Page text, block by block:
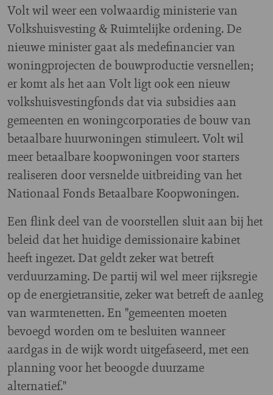
Volt wil weer een volwaardig ministerie van
Volkshuisvesting & Ruimtelijke ordening. De
nieuwe minister gaat als medefinancier van
woningprojecten de bouwproductie versnellen;
er komt als het aan Volt ligt ook een nieuw
volkshuisvestingfonds dat via subsidies aan
gemeenten en woningcorporaties de bouw van
betaalbare huurwoningen stimuleert. Volt wil
meer betaalbare koopwoningen voor starters
realiseren door versnelde uitbreiding van het
Nationaal Fonds Betaalbare Koopwoningen.
Een flink deel van de voorstellen sluit aan bij het
beleid dat het huidige demissionaire kabinet
heeft ingezet. Dat geldt zeker wat betreft
verduurzaming. De partij wil wel meer rijksregie
op de energietransitie, zeker wat betreft de aanleg
van warmtenetten. En "gemeenten moeten
bevoegd worden om te besluiten wanneer
aardgas in de wijk wordt uitgefaseerd, met een
planning voor het beoogde duurzame
alternatief."